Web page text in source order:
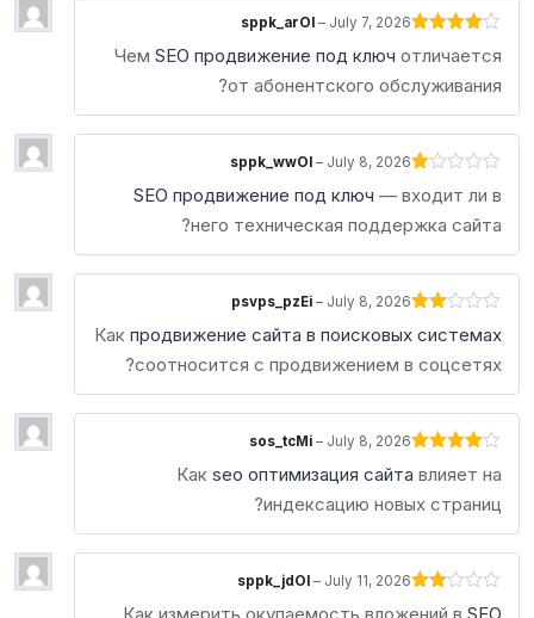
out of 5
sppk_arOl– July 7, 2026
Чем SEO продвижение под ключ отличается
от абонентского обслуживания?
1
of
5
sppk_wwOl– July 8, 2026
SEO продвижение под ключ — входит ли в
него техническая поддержка сайта?
2
of 5
psvps_pzEi– July 8, 2026
Как продвижение сайта в поисковых системах
соотносится с продвижением в соцсетях?
out of 5
sos_tcMi– July 8, 2026
Как seo оптимизация сайта влияет на
индексацию новых страниц?
sppk_jdOl– July 11, 2026